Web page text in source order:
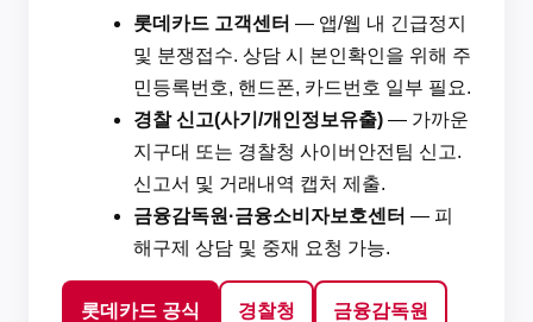
롯데카드 고객센터 — 앱/웹 내 긴급정지
및 분쟁접수. 상담 시 본인확인을 위해 주
민등록번호, 핸드폰, 카드번호 일부 필요.
경찰 신고(사기/개인정보유출) — 가까운
지구대 또는 경찰청 사이버안전팀 신고.
신고서 및 거래내역 캡처 제출.
금융감독원·금융소비자보호센터 — 피
해구제 상담 및 중재 요청 가능.
롯데카드 공식 경찰청 금융감독원